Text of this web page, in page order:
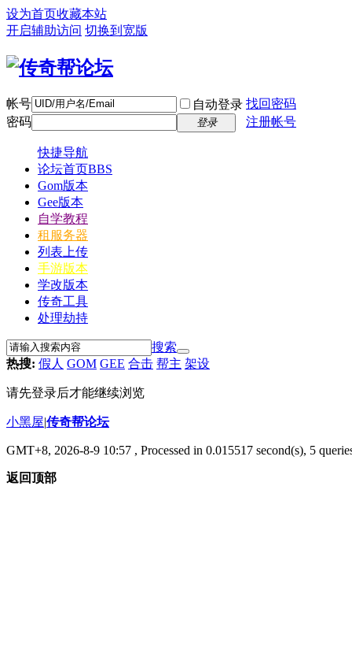
设为首页收藏本站
开启辅助访问 切换到宽版
帐号 自动登录 找回密码
密码
登录 注册帐号
快捷导航
论坛首页BBS
Gom版本
Gee版本
自学教程
租服务器
列表上传
手游版本
学改版本
传奇工具
处理劫持
搜索
热搜: 假人 GOM GEE 合击 帮主 架设
请先登录后才能继续浏览
小黑屋|传奇帮论坛
GMT+8, 2026-8-9 10:57 , Processed in 0.015517 second(s), 5
返回顶部